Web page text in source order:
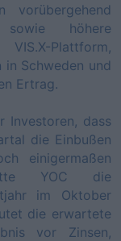
höhere
Plattform,
Schweden und
Ertrag.
Investoren, dass
die Einbußen
einigermaßen
YOC die
im Oktober
die erwartete
vor Zinsen,